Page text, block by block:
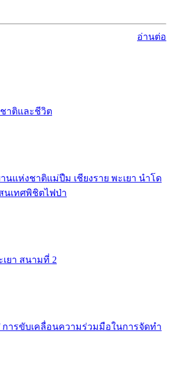
อ่านต่อ
าติและชีวิต
นแห่งชาติแม่ปืม เชียงราย พะเยา นำโด
นเทศพิชิตไฟป่า
ยา สนามที่ 2
การขับเคลื่อนความร่วมมือในการจัดทำ